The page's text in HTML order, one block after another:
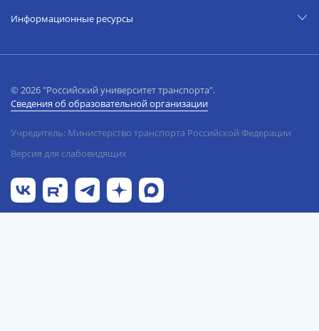
Информационные ресурсы
© 2026 "Российский университет транспорта".
Сведения об образовательной организации
Учредитель: Министерство транспорта Российской Федерации
Версия для слабовидящих